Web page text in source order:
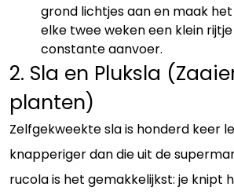
grond lichtjes aan en maak
elke twee weken een klein
constante aanvoer.
2. Sla en Pluksla
planten)
Zelfgekweekte sla is honderd keer
knapperiger dan die uit de
rucola is het gemakkelijkst: je knipt